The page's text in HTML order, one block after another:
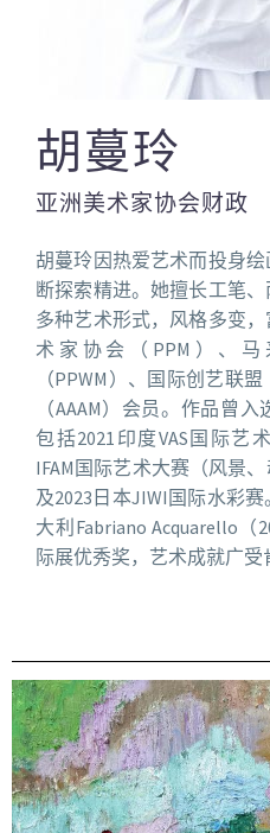
胡蔓玲
亚洲美术家协会财政
胡蔓玲因热爱艺术而投身
断探索精进。她擅长工笔
多种艺术形式，风格多变
术家协会（PPM）、
（PPWM）、国际创艺联
（AAAM）会员。作品曾
包括2021印度VAS国际艺
IFAM国际艺术大赛（风景
及2023日本JIWI国际水彩
大利Fabriano Acquarello（
际展优秀奖，艺术成就广受